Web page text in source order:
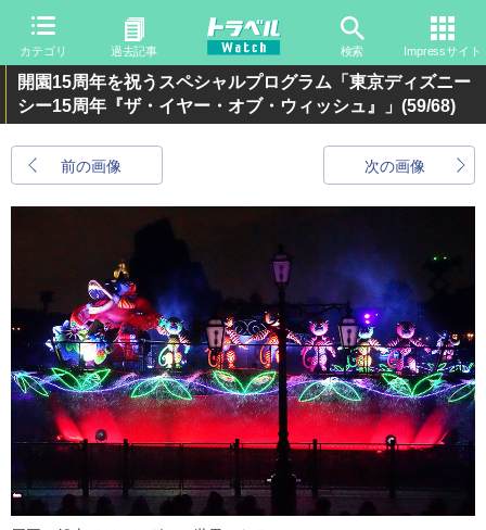
カテゴリ 過去記事 検索 Impressサイト
開園15周年を祝うスペシャルプログラム「東京ディズニー
シー15周年『ザ・イヤー・オブ・ウィッシュ』」 (59/68)
前の画像 次の画像